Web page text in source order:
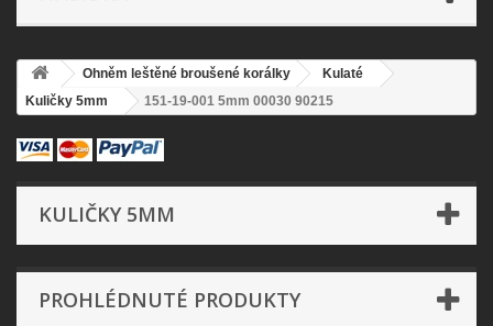
Ohněm leštěné broušené korálky
Kulaté
Kuličky 5mm
151-19-001 5mm 00030 90215
KULIČKY 5MM
PROHLÉDNUTÉ PRODUKTY